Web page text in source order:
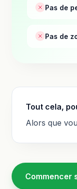
Pas de
Pas de
Tout cela,
Alors que
Commencer